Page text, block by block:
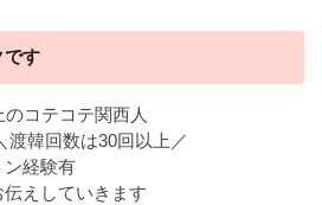
です
コテコテ関西人
韓回数は30回以上／
経験有
えしていきます